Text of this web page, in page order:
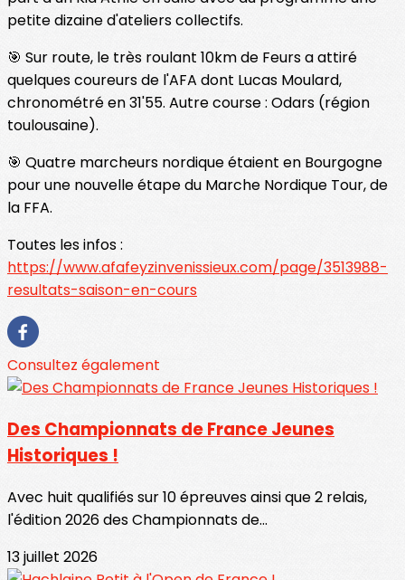
petite dizaine d'ateliers collectifs.
🎯 Sur route, le très roulant 10km de Feurs a attiré
quelques coureurs de l'AFA dont Lucas Moulard,
chronométré en 31'55. Autre course : Odars (région
toulousaine).
🎯 Quatre marcheurs nordique étaient en Bourgogne
pour une nouvelle étape du Marche Nordique Tour, de
la FFA.
Toutes les infos :
https://www.afafeyzinvenissieux.com/page/3513988-
resultats-saison-en-cours
Consultez également
Des Championnats de France Jeunes
Historiques !
Avec huit qualifiés sur 10 épreuves ainsi que 2 relais,
l'édition 2026 des Championnats de...
13 juillet 2026